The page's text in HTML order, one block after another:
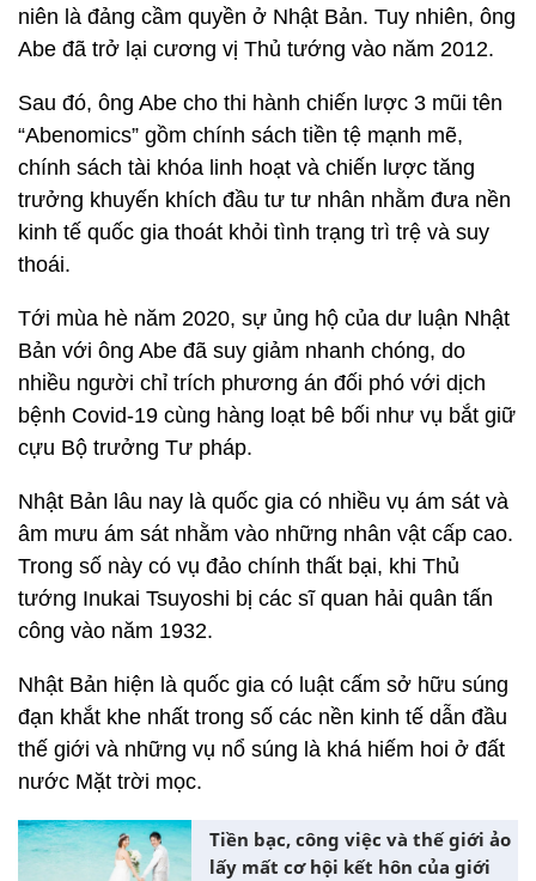
niên là đảng cầm quyền ở Nhật Bản. Tuy nhiên, ông
Abe đã trở lại cương vị Thủ tướng vào năm 2012.
Sau đó, ông Abe cho thi hành chiến lược 3 mũi tên
“Abenomics” gồm chính sách tiền tệ mạnh mẽ,
chính sách tài khóa linh hoạt và chiến lược tăng
trưởng khuyến khích đầu tư tư nhân nhằm đưa nền
kinh tế quốc gia thoát khỏi tình trạng trì trệ và suy
thoái.
Tới mùa hè năm 2020, sự ủng hộ của dư luận Nhật
Bản với ông Abe đã suy giảm nhanh chóng, do
nhiều người chỉ trích phương án đối phó với dịch
bệnh Covid-19 cùng hàng loạt bê bối như vụ bắt giữ
cựu Bộ trưởng Tư pháp.
Nhật Bản lâu nay là quốc gia có nhiều vụ ám sát và
âm mưu ám sát nhằm vào những nhân vật cấp cao.
Trong số này có vụ đảo chính thất bại, khi Thủ
tướng Inukai Tsuyoshi bị các sĩ quan hải quân tấn
công vào năm 1932.
Nhật Bản hiện là quốc gia có luật cấm sở hữu súng
đạn khắt khe nhất trong số các nền kinh tế dẫn đầu
thế giới và những vụ nổ súng là khá hiếm hoi ở đất
nước Mặt trời mọc.
Tiền bạc, công việc và thế giới ảo
lấy mất cơ hội kết hôn của giới